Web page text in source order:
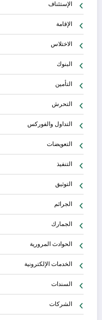
الإستئناف
الإقامة
الاختلاس
البنوك
التأمين
التحرش
التداول والفوركس
التعويضات
التنفيذ
التوثيق
الجرائم
الجمارك
الحوادث المرورية
الخدمات الإلكترونية
السندات
الشركات